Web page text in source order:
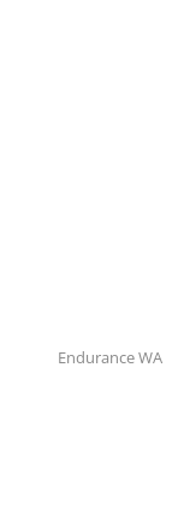
Endurance WA